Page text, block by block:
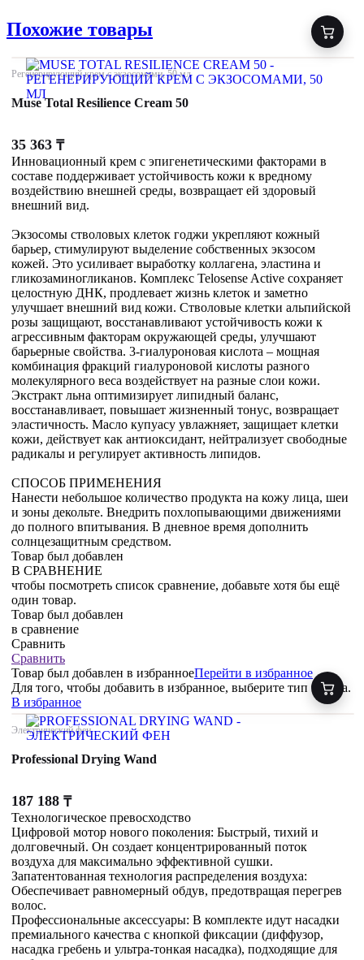
Похожие товары
Регенерирующий крем с экзосомами, 50 мл
Muse Total Resilience Cream 50
35 363 ₸
Инновационный крем с эпигенетическими факторами в
составе поддерживает устойчивость кожи к вредному
воздействию внешней среды, возвращает ей здоровый
внешний вид.
Экзосомы стволовых клеток годжи укрепляют кожный
барьер, стимулируют выделение собственных экзосом
кожей. Это усиливает выработку коллагена, эластина и
гликозаминогликанов. Комплекс Telosense Active сохраняет
целостную ДНК, продлевает жизнь клеток и заметно
улучшает внешний вид кожи. Стволовые клетки альпийской
розы защищают, восстанавливают устойчивость кожи к
агрессивным факторам окружающей среды, улучшают
барьерные свойства. 3-гиалуроновая кислота – мощная
комбинация фракций гиалуроновой кислоты разного
молекулярного веса воздействует на разные слои кожи.
Экстракт льна оптимизирует липидный баланс,
восстанавливает, повышает жизненный тонус, возвращает
эластичность. Масло купуасу увлажняет, защищает клетки
кожи, действует как антиоксидант, нейтрализует свободные
радикалы и регулирует активность липидов.
СПОСОБ ПРИМЕНЕНИЯ
Нанести небольшое количество продукта на кожу лица, шеи
и зоны декольте. Внедрить похлопывающими движениями
до полного впитывания. В дневное время дополнить
солнцезащитным средством.
Товар был добавлен
В СРАВНЕНИЕ
чтобы посмотреть список сравнение, добавьте хотя бы ещё
один товар.
Товар был добавлен
в сравнение
Сравнить
Сравнить
Товар был добавлен в избранноеПерейти в избранное
Для того, чтобы добавить в избранное, выберите тип товара.
В избранное
Электрический фен
Professional Drying Wand
187 188 ₸
Технологическое превосходство
Цифровой мотор нового поколения: Быстрый, тихий и
долговечный. Он создает концентрированный поток
воздуха для максимально эффективной сушки.
Запатентованная технология распределения воздуха:
Обеспечивает равномерный обдув, предотвращая перегрев
волос.
Профессиональные аксессуары: В комплекте идут насадки
премиального качества с кнопкой фиксации (диффузор,
насадка гребень и ультра-тонкая насадка), подходящие для